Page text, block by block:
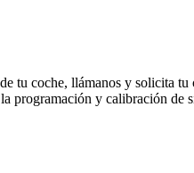
tu coche, llámanos y solicita
programación y calibración